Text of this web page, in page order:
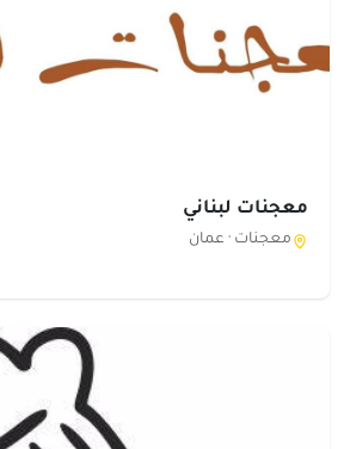
معجنات لبناني
معجنات · عمان